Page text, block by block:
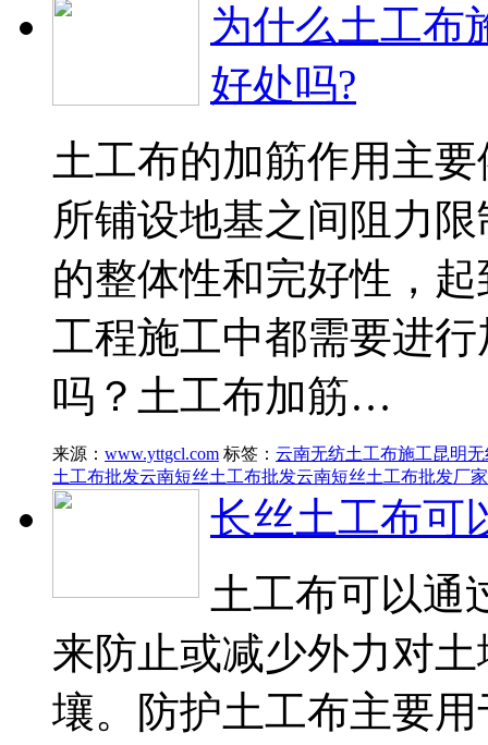
为什么土工布
好处吗?
土工布的加筋作用主
所铺设地基之间阻力
的整体性和完好性，
工程施工中都需要进
吗？土工布加筋…
来源： www.yttgcl.com 标签： 云南无纺土工布施工昆明
土工布批发云南短丝土工布批发云南短丝土工布批发厂家
长丝土工布可
土工布可以通
来防止或减少外力对
壤。防护土工布主要